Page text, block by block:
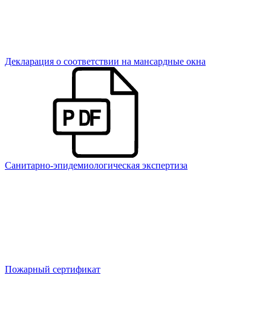
Декларация о соответствии на мансардные окна
Санитарно-эпидемиологическая экспертиза
Пожарный сертификат